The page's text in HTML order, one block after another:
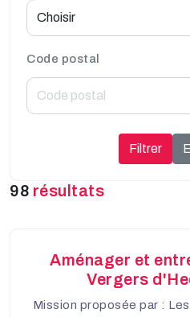
Code postal
Filtrer
98 résultats
Aménager et
Vergers
Mission proposée par :